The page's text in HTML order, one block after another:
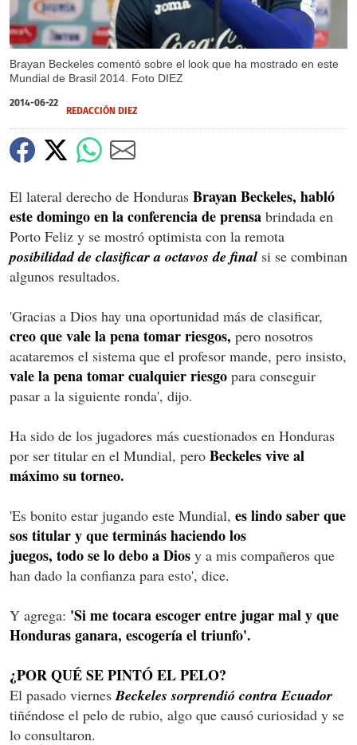
Brayan Beckeles comentó sobre el look que ha mostrado en este
Mundial de Brasil 2014. Foto DIEZ
2014-06-22
REDACCIÓN DIEZ
El lateral derecho de Honduras Brayan Beckeles, habló
este domingo en la conferencia de prensa brindada en
Porto Feliz y se mostró optimista con la remota
posibilidad de clasificar a octavos de final si se combinan
algunos resultados.
'Gracias a Dios hay una oportunidad más de clasificar,
creo que vale la pena tomar riesgos, pero nosotros
acataremos el sistema que el profesor mande, pero insisto,
vale la pena tomar cualquier riesgo para conseguir
pasar a la siguiente ronda', dijo.
Ha sido de los jugadores más cuestionados en Honduras
por ser titular en el Mundial, pero Beckeles vive al
máximo su torneo.
'Es bonito estar jugando este Mundial, es lindo saber que
sos titular y que terminás haciendo los
juegos, todo se lo debo a Dios y a mis compañeros que
han dado la confianza para esto', dice.
Y agrega: 'Si me tocara escoger entre jugar mal y que
Honduras ganara, escogería el triunfo'.
¿POR QUÉ SE PINTÓ EL PELO?
El pasado viernes Beckeles sorprendió contra Ecuador
tiñéndose el pelo de rubio, algo que causó curiosidad y se
lo consultaron.